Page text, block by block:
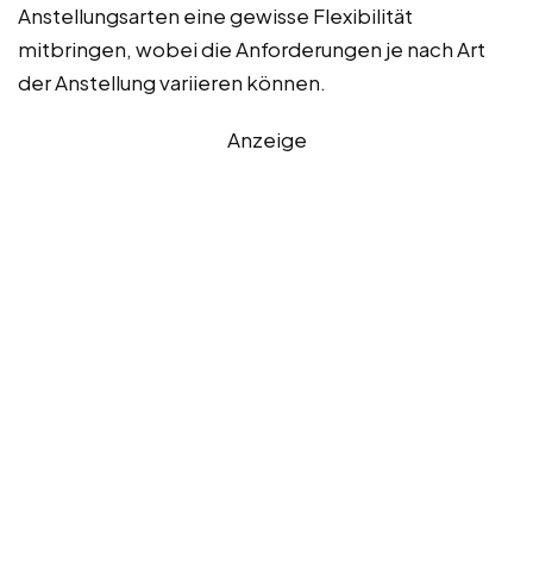
Anstellungsarten eine gewisse Flexibilität
mitbringen, wobei die Anforderungen je nach Art
der Anstellung variieren können.
Anzeige